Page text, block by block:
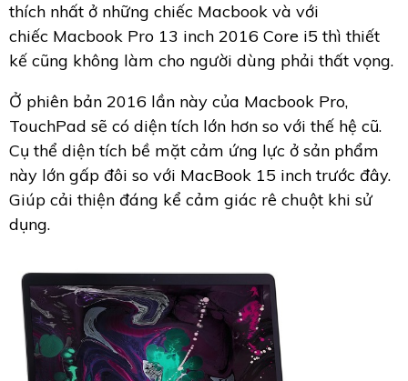
thích nhất ở những chiếc Macbook và với
chiếc Macbook Pro 13 inch 2016 Core i5 thì thiết
kế cũng không làm cho người dùng phải thất vọng.
Ở phiên bản 2016 lần này của Macbook Pro,
TouchPad sẽ có diện tích lớn hơn so với thế hệ cũ.
Cụ thể diện tích bề mặt cảm ứng lực ở sản phẩm
này lớn gấp đôi so với MacBook 15 inch trước đây.
Giúp cải thiện đáng kể cảm giác rê chuột khi sử
dụng.